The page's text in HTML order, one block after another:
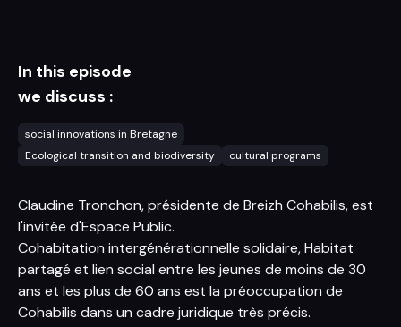
In this episode
we discuss :
social innovations in Bretagne
Ecological transition and biodiversity
cultural programs
Claudine Tronchon, présidente de Breizh Cohabilis, est
l'invitée d'Espace Public.
Cohabitation intergénérationnelle solidaire, Habitat
partagé et lien social entre les jeunes de moins de 30
ans et les plus de 60 ans est la préoccupation de
Cohabilis dans un cadre juridique très précis.